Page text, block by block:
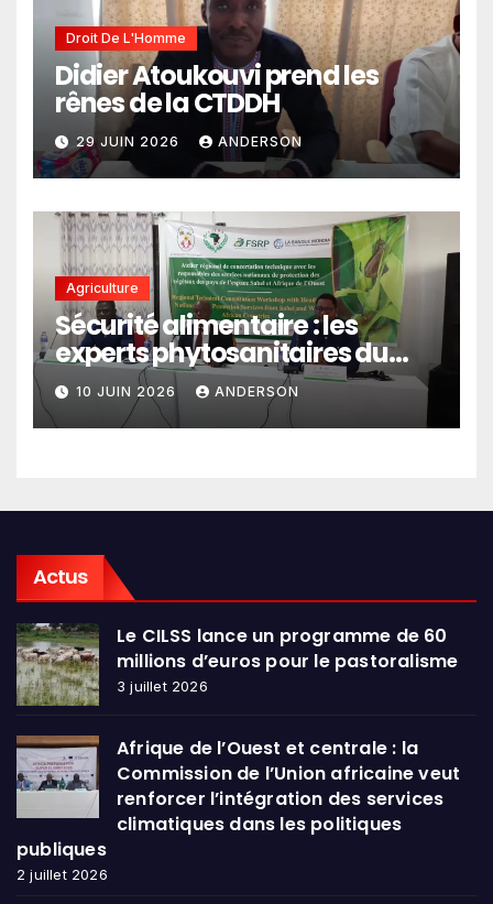
Droit De L'Homme
Didier Atoukouvi prend les
rênes de la CTDDH
29 JUIN 2026 ANDERSON
Agriculture
Sécurité alimentaire : les
experts phytosanitaires du
Sahel et d’Afrique de l’Ouest
en conclave à Lomé
10 JUIN 2026 ANDERSON
Actus
Le CILSS lance un programme de 60
millions d’euros pour le pastoralisme
3 juillet 2026
Afrique de l’Ouest et centrale : la
Commission de l’Union africaine veut
renforcer l’intégration des services
climatiques dans les politiques
publiques
2 juillet 2026